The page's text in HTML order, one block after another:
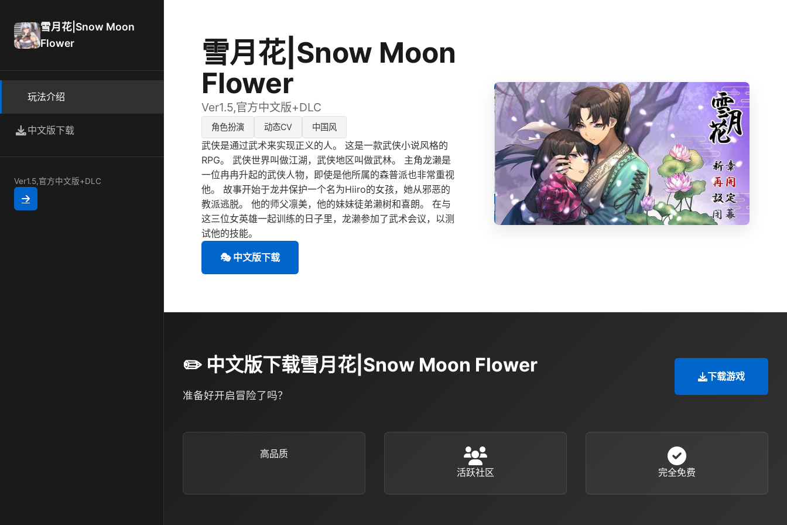
雪月花|Snow Moon
Flower
玩法介绍
中文版下载
Ver1.5,官方中文版+DLC
雪月花|Snow Moon
Flower
Ver1.5,官方中文版+DLC
角色扮演 动态CV 中国风
武侠是通过武术来实现正义的人。 这是一款武侠小说风格的
RPG。 武侠世界叫做江湖，武侠地区叫做武林。 主角龙濑是
一位冉冉升起的武侠人物，即使是他所属的森普派也非常重视
他。 故事开始于龙井保护一个名为Hiiro的女孩，她从邪恶的
教派逃脱。 他的师父凛美，他的妹妹徒弟濑树和喜朗。 在与
这三位女英雄一起训练的日子里，龙濑参加了武术会议，以测
试他的技能。
🎭 中文版下载
✏️ 中文版下载雪月花|Snow Moon Flower
准备好开启冒险了吗？
下载游戏
高品质
活跃社区
完全免费